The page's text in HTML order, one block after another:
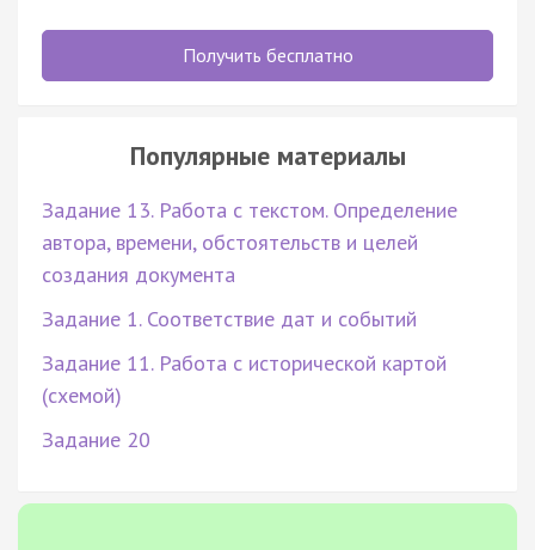
Получить бесплатно
Популярные материалы
Задание 13. Работа с текстом. Определение
автора, времени, обстоятельств и целей
создания документа
Задание 1. Соответствие дат и событий
Задание 11. Работа с исторической картой
(схемой)
Задание 20